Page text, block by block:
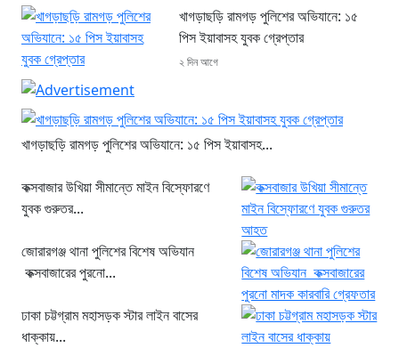
খাগড়াছড়ি রামগড় পুলিশের অভিযানে: ১৫
পিস ইয়াবাসহ যুবক গ্রেপ্তার
২ দিন আগে
খাগড়াছড়ি রামগড় পুলিশের অভিযানে: ১৫ পিস ইয়াবাসহ...
কক্সবাজার উখিয়া সীমান্তে মাইন বিস্ফোরণে
যুবক গুরুতর...
জোরারগঞ্জ থানা পুলিশের বিশেষ অভিযান
কক্সবাজারের পুরনো...
ঢাকা চট্টগ্রাম মহাসড়ক স্টার লাইন বাসের
ধাক্কায়...